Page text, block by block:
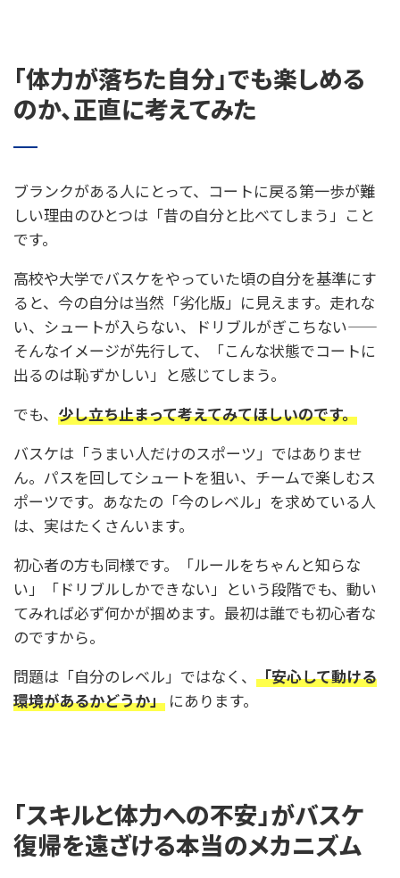
「体力が落ちた自分」でも楽しめる
のか、正直に考えてみた
ブランクがある人にとって、コートに戻る第一歩が難
しい理由のひとつは「昔の自分と比べてしまう」こと
です。
高校や大学でバスケをやっていた頃の自分を基準にす
ると、今の自分は当然「劣化版」に見えます。走れな
い、シュートが入らない、ドリブルがぎこちない——
そんなイメージが先行して、「こんな状態でコートに
出るのは恥ずかしい」と感じてしまう。
でも、 少し立ち止まって考えてみてほしいのです。
バスケは「うまい人だけのスポーツ」ではありませ
ん。パスを回してシュートを狙い、チームで楽しむス
ポーツです。あなたの「今のレベル」を求めている人
は、実はたくさんいます。
初心者の方も同様です。「ルールをちゃんと知らな
い」「ドリブルしかできない」という段階でも、動い
てみれば必ず何かが掴めます。最初は誰でも初心者な
のですから。
問題は「自分のレベル」ではなく、 「安心して動ける
環境があるかどうか」 にあります。
「スキルと体力への不安」がバスケ
復帰を遠ざける本当のメカニズム